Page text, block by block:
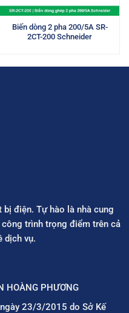
Biến dòng 2 pha 200/5A SR-
2CT-200 Schneider
điện. Tự hào là nhà cung
trình trọng điểm trên cả
dịch vụ.
HOÀNG PHƯƠNG
23/3/2015 do Sở Kế